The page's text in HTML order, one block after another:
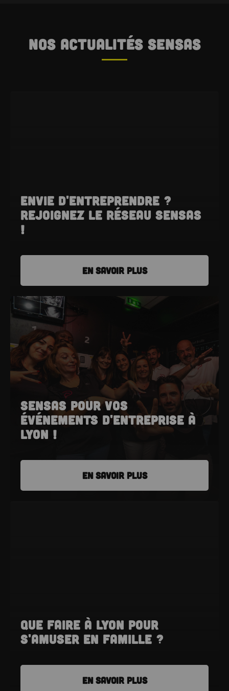
Nos actualités SENSAS
Envie d'entreprendre ?
Rejoignez le réseau SENSAS
!
EN SAVOIR PLUS
SENSAS pour vos
événements d'entreprise à
Lyon !
EN SAVOIR PLUS
Que faire à Lyon pour
s'amuser en famille ?
EN SAVOIR PLUS